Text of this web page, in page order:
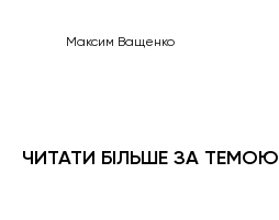
Максим Ващенко
ЧИТАТИ БІЛЬШЕ ЗА ТЕМОЮ